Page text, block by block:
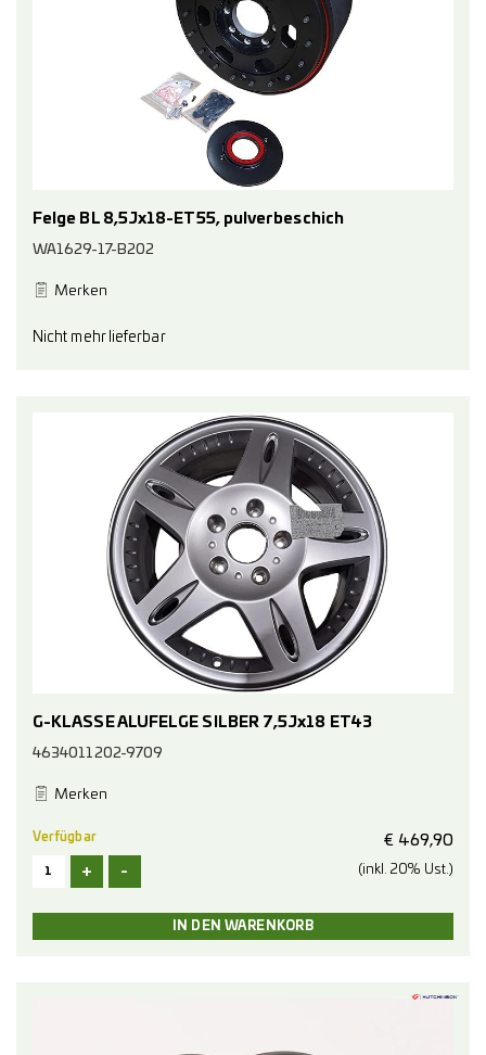
Felge BL 8,5Jx18-ET55, pulverbeschich
WA1629-17-B202
Merken
G-KLASSE ALUFELGE SILBER 7,5Jx18 ET43
4634011202-9709
Merken
€ 469,90
(inkl. 20% Ust.)
Verfügbar
+ -